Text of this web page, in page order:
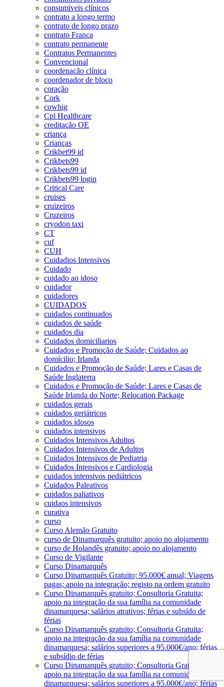
consumiveis clínicos
contrato a longo termo
contrato de longo prazo
contrato França
contrato permanente
Contratos Permanentes
Convencional
coordenação clínica
coordenador de bloco
coração
Cork
cowhig
Cpl Healthcare
creditação OE
criança
Crianças
Crikbet99 id
Crikbets99
Crikbets99 id
Crikbets99 login
Critical Care
cruises
cruizeiros
Cruzeiros
cryodon taxi
CT
cuf
CUH
Cuidadios Intensivos
Cuidado
cuidado ao idoso
cuidador
cuidadores
CUIDADOS
cuidados continuados
cuidados de saúde
cuidados dia
Cuidados domiciliarios
Cuidados e Promoção de Saúde; Cuidados ao
domícilio; Irlanda
Cuidados e Promoção de Saúde; Lares e Casas de
Saúde Inglaterra
Cuidados e Promoção de Saúde; Lares e Casas de
Saúde Irlanda do Norte; Relocation Package
cuidados gerais
cuidados geriátricos
cuidados idosos
cuidados intensivos
Cuidados Intensivos Adultos
Cuidados Intensivos de Adultos
Cuidados Intensivos de Pediatria
Cuidados Intensivos e Cardiologia
cuidados intensivos pediátricos
Cuidados Paleativos
cuidados paliativos
cuidaos intensivos
curativa
curso
Curso Alemão Gratuito
curso de Dinamarquês gratuito; apoio no alojamento
curso de Holandês gratuito; apoio no alojamento
Curso de Vigilante
Curso Dinamarquês
Curso Dinamarquês Gratuito; 95.000€ anual; Viagens
pagas; apoio na integração; registo na ordem gratuito
Curso Dinamarquês gratuito; Consultoria Gratuita;
apoio na integração da sua família na comunidade
dinamarquesa; salários atrativos; férias e subsído de
férias
Curso Dinamarquês gratuito; Consultoria Gratuita;
apoio na integração da sua família na comunidade
dinamarquesa; salários superiores a 95.000€/ano; férias
e subsídio de férias
Curso Dinamarquês gratuito; Consultoria Gratuita;
apoio na integração da sua família na comunidade
dinamarquesa; salários superiores a 95.000€/ano; férias